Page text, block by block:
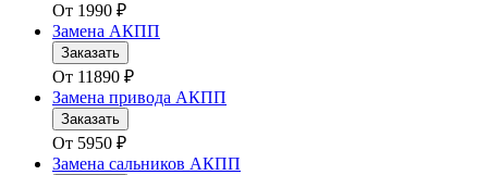
От 1990 ₽
Замена АКПП
Заказать
От 11890 ₽
Замена привода АКПП
Заказать
От 5950 ₽
Замена сальников АКПП